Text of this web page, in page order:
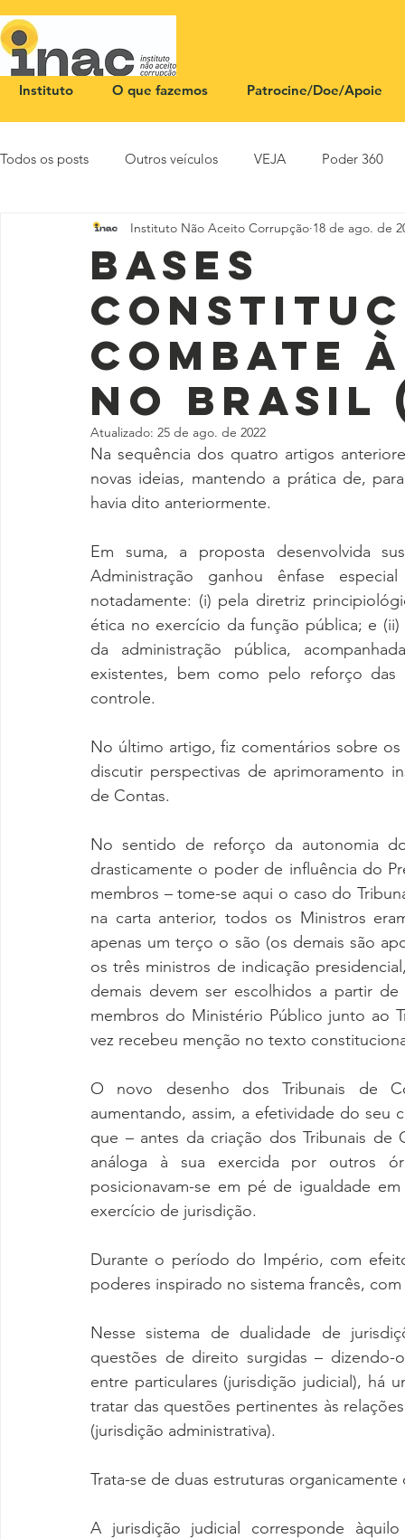
Instituto O que fazemos Patrocine/Doe/Apoie
Todos os posts Outros veículos VEJA Poder 360
NOTA PÚBLICA CEID SBT News Rádio
Bases
combate
no Brasil
Instituto Não Aceito Corrupção 18 de ago. de
Atualizado: 25 de ago. de 2022
Na sequência dos quatro artigos
novas ideias, mantendo a prática de,
havia dito anteriormente.
Em suma, a proposta desenvolvida
Administração ganhou ênfase
notadamente: (i) pela diretriz
ética no exercício da função pública; e
da administração pública,
existentes, bem como pelo reforço
controle.
No último artigo, fiz comentários sobre
discutir perspectivas de aprimoramento
de Contas.
No sentido de reforço da autonomia
drasticamente o poder de influência do
membros – tome-se aqui o caso do
na carta anterior, todos os Ministros
apenas um terço o são (os demais são
os três ministros de indicação
demais devem ser escolhidos a partir
membros do Ministério Público junto ao
vez recebeu menção no texto
O novo desenho dos Tribunais de
aumentando, assim, a efetividade do seu
que – antes da criação dos Tribunais
análoga à sua exercida por outros
posicionavam-se em pé de igualdade
exercício de jurisdição.
Durante o período do Império, com
poderes inspirado no sistema francês,
Nesse sistema de dualidade de
questões de direito surgidas –
entre particulares (jurisdição judicial), há
tratar das questões pertinentes às
(jurisdição administrativa).
Trata-se de duas estruturas organicamente
A jurisdição judicial corresponde